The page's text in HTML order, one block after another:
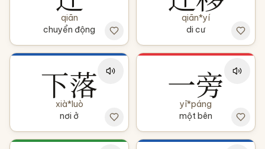
qiān
chuyển động
qiān*yí
di cư
下落
xià*luò
nơi ở
一旁
yī*páng
một bên